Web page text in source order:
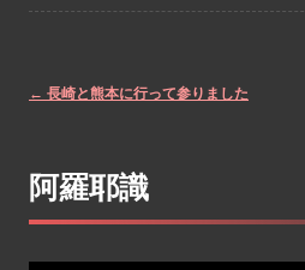
navigation
← 長崎と熊本に行って参りました
阿羅耶識